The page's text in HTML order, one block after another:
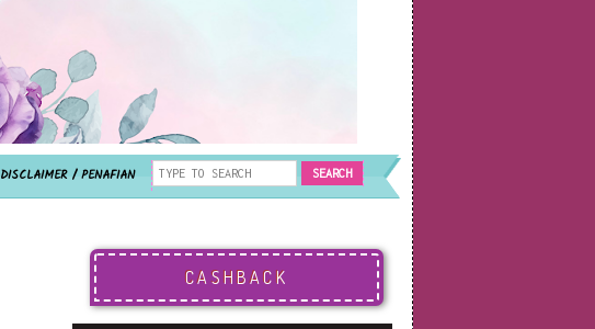
DISCLAIMER / PENAFIAN
CASHBACK